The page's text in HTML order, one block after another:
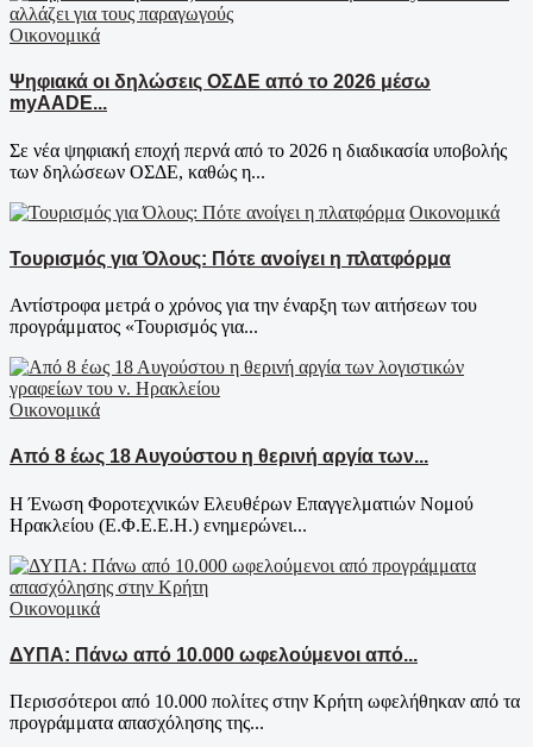
Οικονομικά
Ψηφιακά οι δηλώσεις ΟΣΔΕ από το 2026 μέσω
myAADE...
Σε νέα ψηφιακή εποχή περνά από το 2026 η διαδικασία υποβολής
των δηλώσεων ΟΣΔΕ, καθώς η...
Οικονομικά
Τουρισμός για Όλους: Πότε ανοίγει η πλατφόρμα
Αντίστροφα μετρά ο χρόνος για την έναρξη των αιτήσεων του
προγράμματος «Τουρισμός για...
Οικονομικά
Από 8 έως 18 Αυγούστου η θερινή αργία των...
Η Ένωση Φοροτεχνικών Ελευθέρων Επαγγελματιών Νομού
Ηρακλείου (Ε.Φ.Ε.Ε.Η.) ενημερώνει...
Οικονομικά
ΔΥΠΑ: Πάνω από 10.000 ωφελούμενοι από...
Περισσότεροι από 10.000 πολίτες στην Κρήτη ωφελήθηκαν από τα
προγράμματα απασχόλησης της...